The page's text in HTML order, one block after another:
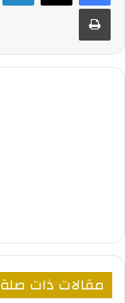
طباعة
مقالات ذات صلة